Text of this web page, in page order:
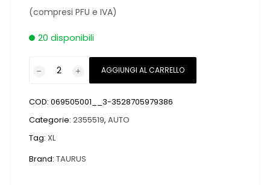
(compresi PFU e IVA)
20 disponibili
ALL
SEASON
SUV
235
AGGIUNGI AL CARRELLO
COD:069505001__3-3528705979386
Categorie:2355519,AUTO
Tag:XL
Brand:TAURUS